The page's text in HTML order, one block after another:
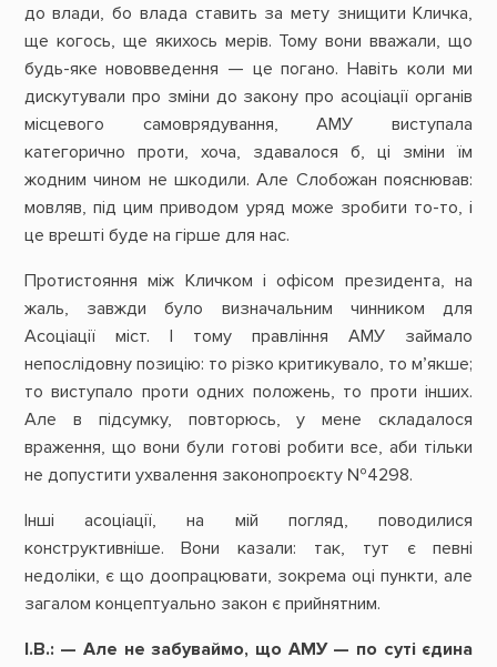
до влади, бо влада ставить за мету знищити Кличка,
ще когось, ще якихось мерів. Тому вони вважали, що
будь-яке нововведення — це погано. Навіть коли ми
дискутували про зміни до закону про асоціації органів
місцевого самоврядування, АМУ виступала
категорично проти, хоча, здавалося б, ці зміни їм
жодним чином не шкодили. Але Слобожан пояснював:
мовляв, під цим приводом уряд може зробити то-то, і
це врешті буде на гірше для нас.
Протистояння між Кличком і офісом президента, на
жаль, завжди було визначальним чинником для
Асоціації міст. І тому правління АМУ займало
непослідовну позицію: то різко критикувало, то м’якше;
то виступало проти одних положень, то проти інших.
Але в підсумку, повторюсь, у мене складалося
враження, що вони були готові робити все, аби тільки
не допустити ухвалення законопроєкту №4298.
Інші асоціації, на мій погляд, поводилися
конструктивніше. Вони казали: так, тут є певні
недоліки, є що доопрацювати, зокрема оці пункти, але
загалом концептуально закон є прийнятним.
І.В.: — Але не забуваймо, що АМУ — по суті єдина